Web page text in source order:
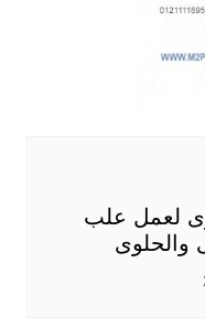
لعمل علب
والحلوى